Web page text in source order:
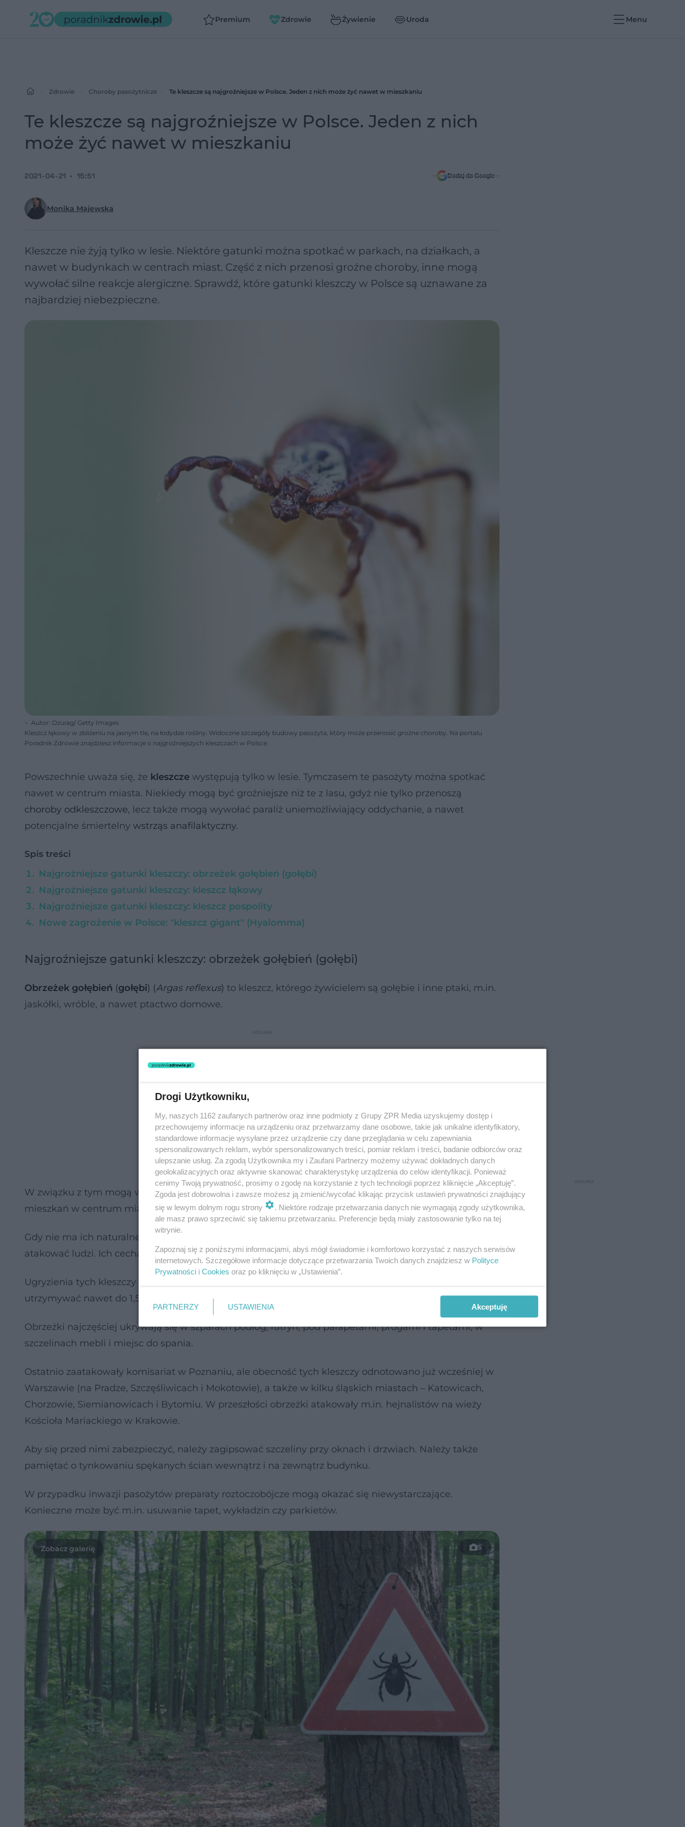
Premium Zdrowie Żywienie Uroda Menu
Zdrowie Choroby pasożytnicze Te kleszcze są najgroźniejsze w Polsce. Jeden z nich może żyć nawet w mieszkaniu
Te kleszcze są najgroźniejsze w Polsce. Jeden z nich
może żyć nawet w mieszkaniu
Monika Majewska
2021-04-21 15:51 Dodaj do Google
Kleszcze nie żyją tylko w lesie. Niektóre gatunki można spotkać w parkach, na działkach, a
nawet w budynkach w centrach miast. Część z nich przenosi groźne choroby, inne mogą
wywołać silne reakcje alergiczne. Sprawdź, które gatunki kleszczy w Polsce są uznawane za
najbardziej niebezpieczne.
Autor: Dzurag/ Getty Images
Kleszcz łąkowy w zbliżeniu na jasnym tle, na łodydze rośliny. Widoczne szczegóły budowy pasożyta, który może przenosić groźne choroby. Na portalu
Poradnik Zdrowie znajdziesz informacje o najgroźniejszych kleszczach w Polsce.
Powszechnie uważa się, że kleszcze występują tylko w lesie. Tymczasem te pasożyty można spotkać
nawet w centrum miasta. Niekiedy mogą być groźniejsze niż te z lasu, gdyż nie tylko przenoszą
choroby odkleszczowe, lecz także mogą wywołać paraliż uniemożliwiający oddychanie, a nawet
potencjalne śmiertelny wstrząs anafilaktyczny.
Spis treści
Najgroźniejsze gatunki kleszczy: obrzeżek gołębień (gołębi)
Najgroźniejsze gatunki kleszczy: kleszcz łąkowy
Najgroźniejsze gatunki kleszczy: kleszcz pospolity
Nowe zagrożenie w Polsce: "kleszcz gigant" (Hyalomma)
Najgroźniejsze gatunki kleszczy: obrzeżek gołębień (gołębi)
Obrzeżek gołębień (gołębi) (Argas reflexus) to kleszcz, którego żywicielem są gołębie i inne ptaki, m.in.
jaskółki, wróble, a nawet ptactwo domowe.
W związku z tym mogą występować w kurnikach, gołębnikach, a także na strychach czy poddaszach
mieszkań w centrum miast.
Gdy nie ma ich naturalnego żywiciela, wygłodniałe pasożyty mogą przedostawać się do mieszkań i
atakować ludzi. Ich cechą charakterystyczną jest to, że żerują całymi grupami, zwykle w nocy.
Ugryzienia tych kleszczy są bardzo bolesne, swędzące i długo się goją. Zmiany skórne mogą się
utrzymywać nawet do 1,5 roku.
Obrzeżki najczęściej ukrywają się w szparach podłóg, futryn, pod parapetami, progami i tapetami, w
szczelinach mebli i miejsc do spania.
Ostatnio zaatakowały komisariat w Poznaniu, ale obecność tych kleszczy odnotowano już wcześniej w
Warszawie (na Pradze, Szczęśliwicach i Mokotowie), a także w kilku śląskich miastach – Katowicach,
Chorzowie, Siemianowicach i Bytomiu. W przeszłości obrzeżki atakowały m.in. hejnalistów na wieży
Kościoła Mariackiego w Krakowie.
Aby się przed nimi zabezpieczyć, należy zagipsować szczeliny przy oknach i drzwiach. Należy także
pamiętać o tynkowaniu spękanych ścian wewnątrz i na zewnątrz budynku.
W przypadku inwazji pasożytów preparaty roztoczobójcze mogą okazać się niewystarczające.
Konieczne może być m.in. usuwanie tapet, wykładzin czy parkietów.
5
Drogi Użytkowniku,
My, naszych 1162 zaufanych partnerów oraz inne podmioty z Grupy ZPR Media uzyskujemy dostęp i
przechowujemy informacje na urządzeniu oraz przetwarzamy dane osobowe, takie jak unikalne identyfikatory,
standardowe informacje wysyłane przez urządzenie czy dane przeglądania w celu zapewniania
spersonalizowanych reklam, wybór spersonalizowanych treści, pomiar reklam i treści, badanie odbiorców oraz
ulepszanie usług. Za zgodą Użytkownika my i Zaufani Partnerzy możemy używać dokładnych danych
geolokalizacyjnych oraz aktywnie skanować charakterystykę urządzenia do celów identyfikacji. Ponieważ
cenimy Twoją prywatność, prosimy o zgodę na korzystanie z tych technologii poprzez kliknięcie „Akceptuję”.
Zgoda jest dobrowolna i zawsze możesz ją zmienić/wycofać klikając przycisk ustawień prywatności znajdujący
się w lewym dolnym rogu strony
. Niektóre rodzaje przetwarzania danych nie wymagają zgody użytkownika,
ale masz prawo sprzeciwić się takiemu przetwarzaniu. Preferencje będą miały zastosowanie tylko na tej
witrynie.
Zapoznaj się z poniższymi informacjami, abyś mógł świadomie i komfortowo korzystać z naszych serwisów
internetowych. Szczegółowe informacje dotyczące przetwarzania Twoich danych znajdziesz w Polityce
Prywatności i Cookies oraz po kliknięciu w „Ustawienia”.
PARTNERZY USTAWIENIA Akceptuję